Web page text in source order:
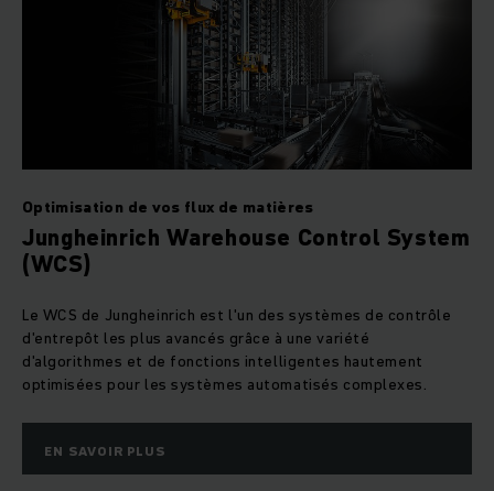
Optimisation de vos flux de matières
Jungheinrich Warehouse Control System
(WCS)
Le WCS de Jungheinrich est l'un des systèmes de contrôle
d'entrepôt les plus avancés grâce à une variété
d'algorithmes et de fonctions intelligentes hautement
optimisées pour les systèmes automatisés complexes.
EN SAVOIR PLUS